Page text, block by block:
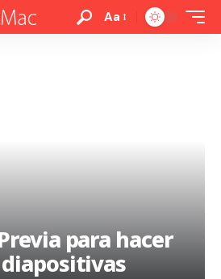
Aa
para hacer